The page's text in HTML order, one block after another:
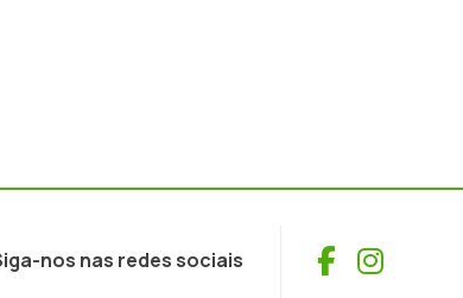
nos nas redes sociais Facebook